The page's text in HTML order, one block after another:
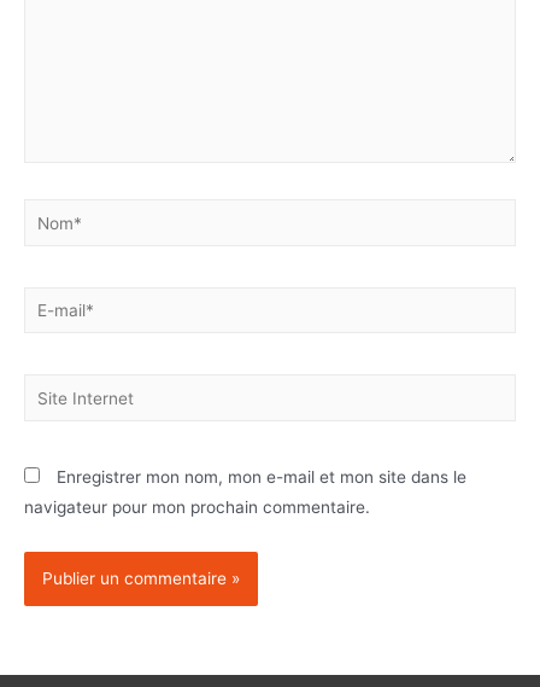
Enregistrer mon nom, mon e-mail et mon site dans le
navigateur pour mon prochain commentaire.